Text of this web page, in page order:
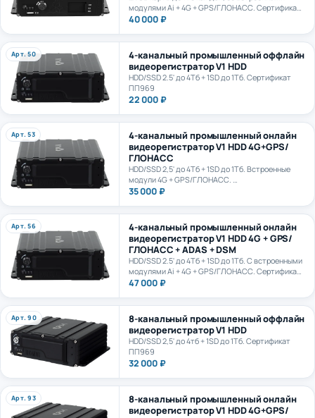
ПП969.
40 000 ₽
Арт. 50
4-канальный промышленный оффлайн
видеорегистратор V1 HDD
HDD/SSD 2.5' до 4Тб + 1SD до 1Тб. Сертификат
ПП969
22 000 ₽
Арт. 53
4-канальный промышленный онлайн
видеорегистратор V1 HDD 4G+GPS/
ГЛОНАСС
HDD/SSD 2,5' до 4Тб + 1SD до 1Тб. Встроенные
модули 4G + GPS/ГЛОНАСС.
Сертификат ПП969
35 000 ₽
Арт. 56
4-канальный промышленный онлайн
видеорегистратор V1 HDD 4G + GPS/
ГЛОНАСС + ADAS + DSM
HDD/SSD 2.5' до 4Тб + 1SD до 1Тб. С встроенными
модулями Ai + 4G + GPS/ГЛОНАСС. Сертификат
ПП969. Сертификат ИИ ГОСТ Р 70885-2023
47 000 ₽
Арт. 90
8-канальный промышленный оффлайн
видеорегистратор V1 HDD
HDD/SSD 2,5' до 4тб + 1SD до 1Тб. Сертификат
ПП969
32 000 ₽
Арт. 93
8-канальный промышленный онлайн
видеорегистратор V1 HDD 4G+GPS/
ГЛОНАСС